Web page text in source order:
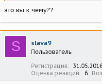
это вы к чему??
S slava9
Пользователь
Регистрация
Оценка реакций
6